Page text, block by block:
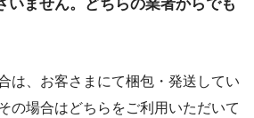
いません。どちらの業者からでも
は、お客さまにて梱包・発送してい
の場合はどちらをご利用いただいて